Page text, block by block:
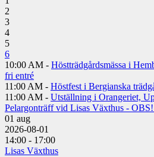
2
3
4
5
6
10:00 AM - Höstträdgårdsmässa i
fri entré
11:00 AM - Höstfest i Bergianska
11:00 AM - Utställning i Orangeriet,
Pelargonträff vid Lisas Växthus -
01 aug
2026-08-01
14:00 - 17:00
Lisas Växthus